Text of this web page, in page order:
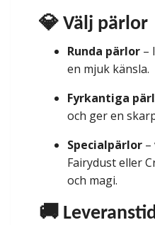
💎 Välj pärlor
Runda pärlor –
en mjuk känsla.
Fyrkantiga
och ger en
Specialpärlor –
Fairydust eller
och magi.
🚚